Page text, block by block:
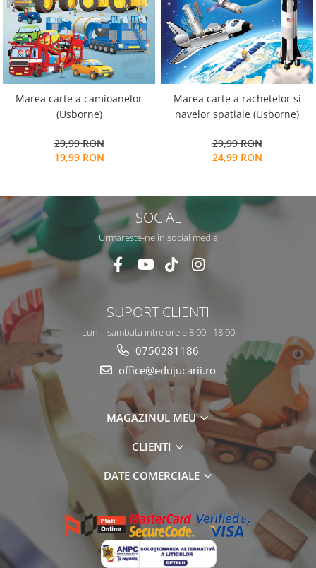
Marea carte a camioanelor
(Usborne)
29,99 RON
19,99 RON
Marea carte a rachetelor si
navelor spatiale (Usborne)
29,99 RON
24,99 RON
SOCIAL
Urmareste-ne in social media
SUPORT CLIENTI
Luni - sambata intre orele 8.00 - 18.00
0750281186
office@edujucarii.ro
MAGAZINUL MEU
CLIENTI
DATE COMERCIALE